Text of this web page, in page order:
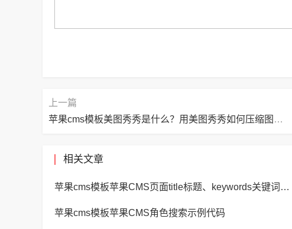
上一篇
苹果cms模板美图秀秀是什么？用美图秀秀如何压缩图片大小？苹果cms
相关文章
苹果cms模板苹果CMS页面title标题、keywords关键词、description描述SEO优化
苹果cms模板苹果CMS角色搜索示例代码